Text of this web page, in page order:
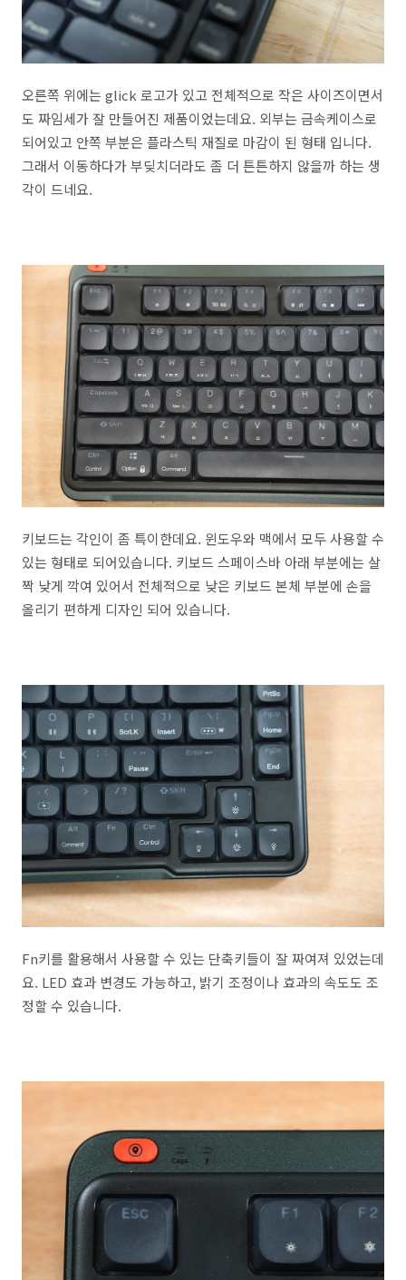
오른쪽 위에는 glick 로고가 있고 전체적으로 작은 사이즈이면서
도 짜임세가 잘 만들어진 제품이었는데요. 외부는 금속케이스로
되어있고 안쪽 부분은 플라스틱 재질로 마감이 된 형태 입니다.
그래서 이동하다가 부딪치더라도 좀 더 튼튼하지 않을까 하는 생
각이 드네요.
키보드는 각인이 좀 특이한데요. 윈도우와 맥에서 모두 사용할 수
있는 형태로 되어있습니다. 키보드 스페이스바 아래 부분에는 살
짝 낮게 깍여 있어서 전체적으로 낮은 키보드 본체 부분에 손을
올리기 편하게 디자인 되어 있습니다.
Fn키를 활용해서 사용할 수 있는 단축키들이 잘 짜여져 있었는데
요. LED 효과 변경도 가능하고, 밝기 조정이나 효과의 속도도 조
정할 수 있습니다.